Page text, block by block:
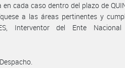
cada caso dentro del plazo de
a las áreas pertinentes y
Interventor del Ente